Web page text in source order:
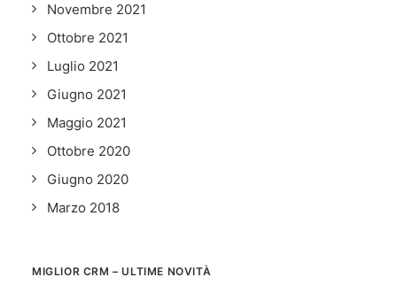
Novembre 2021
Ottobre 2021
Luglio 2021
Giugno 2021
Maggio 2021
Ottobre 2020
Giugno 2020
Marzo 2018
MIGLIOR CRM – ULTIME NOVITÀ